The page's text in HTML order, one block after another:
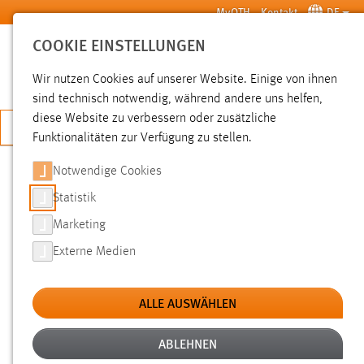
Zum Hauptinhalt springen MyOTH Kontakt DE
SUCHE
JETZT BEWERBEN
SUCHE
FILTER
Typ
Erstellungsdatum
COOKIE EINSTELLUNGEN
Wir nutzen Cookies auf unserer Website. Einige von ihnen
sind technisch notwendig, während andere uns helfen,
diese Website zu verbessern oder zusätzliche
Funktionalitäten zur Verfügung zu stellen.
Notwendige Cookies
Statistik
Marketing
Externe Medien
ALLE AUSWÄHLEN
ABLEHNEN